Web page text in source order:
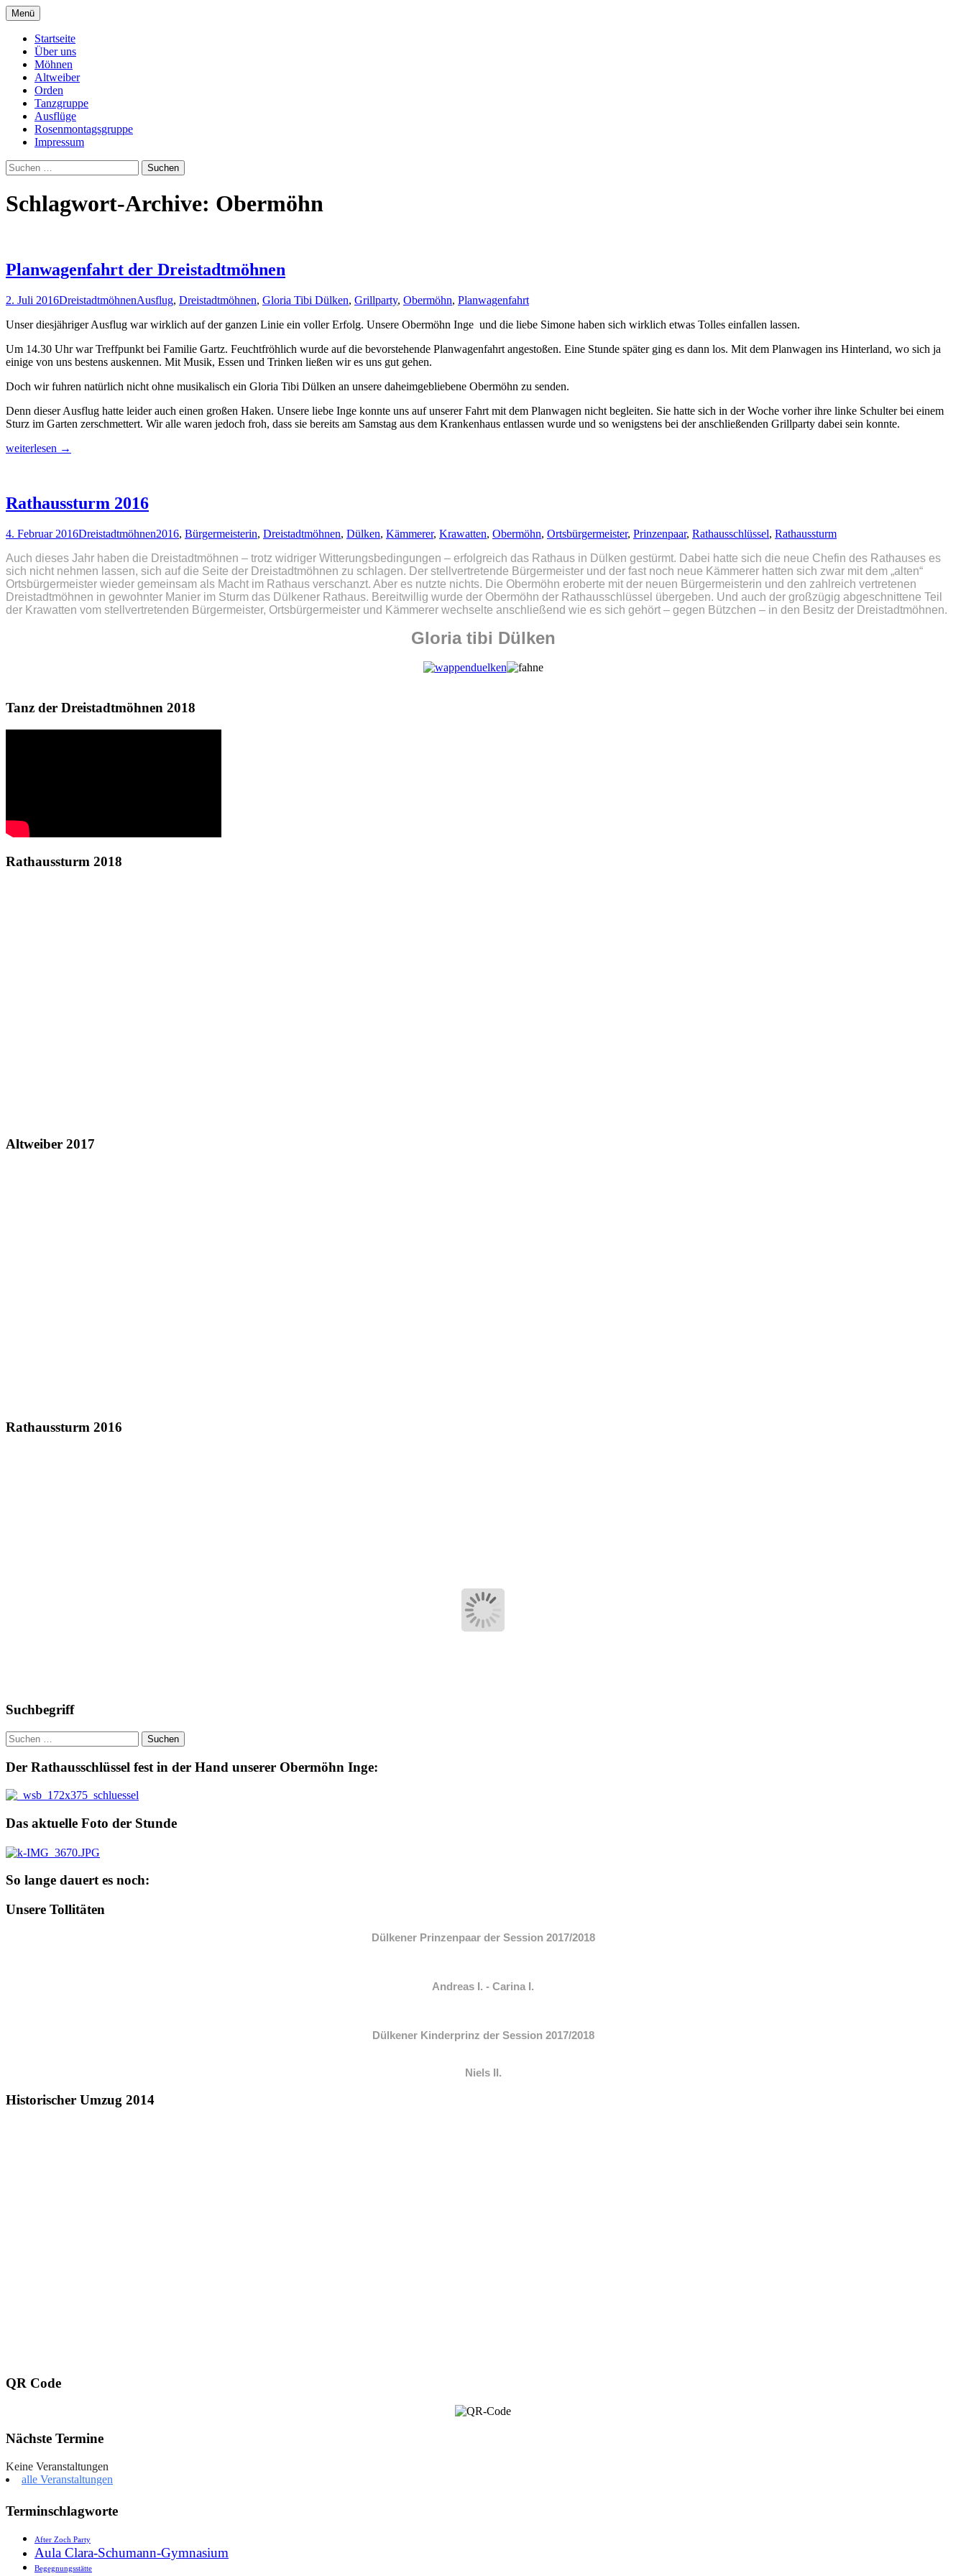
Dreistadtmöhnen Dülken
Menü Springe
zum
Inhalt
Startseite
Über uns
Möhnen
Altweiber
Orden
Tanzgruppe
Ausflüge
Rosenmontagsgruppe
Impressum
Suchen
nach:
Schlagwort-Archive: Obermöhn
Planwagenfahrt der Dreistadtmöhnen
2. Juli 2016DreistadtmöhnenAusflug, Dreistadtmöhnen, Gloria Tibi Dülken, Grillparty, Obermöhn, Planwagenfahrt
Unser diesjähriger Ausflug war wirklich auf der ganzen Linie ein voller Erfolg. Unsere Obermöhn Inge und die liebe Simone haben sich wirklich etwas Tolles einfallen lassen.
Um 14.30 Uhr war Treffpunkt bei Familie Gartz. Feuchtfröhlich wurde auf die bevorstehende Planwagenfahrt angestoßen. Eine Stunde später ging es dann los. Mit dem Planwagen ins Hinterland, wo sich ja
einige von uns bestens auskennen. Mit Musik, Essen und Trinken ließen wir es uns gut gehen.
Doch wir fuhren natürlich nicht ohne musikalisch ein Gloria Tibi Dülken an unsere daheimgebliebene Obermöhn zu senden.
Denn dieser Ausflug hatte leider auch einen großen Haken. Unsere liebe Inge konnte uns auf unserer Fahrt mit dem Planwagen nicht begleiten. Sie hatte sich in der Woche vorher ihre linke Schulter bei einem
Sturz im Garten zerschmettert. Wir alle waren jedoch froh, dass sie bereits am Samstag aus dem Krankenhaus entlassen wurde und so wenigstens bei der anschließenden Grillparty dabei sein konnte.
Planwagenfahrt
weiterlesen →
Rathaussturm 2016
4. Februar 2016Dreistadtmöhnen2016, Bürgermeisterin, Dreistadtmöhnen, Dülken, Kämmerer, Krawatten, Obermöhn, Ortsbürgermeister, Prinzenpaar, Rathausschlüssel, Rathaussturm
Auch dieses Jahr haben die Dreistadtmöhnen – trotz widriger Witterungsbedingungen – erfolgreich das Rathaus in Dülken gestürmt. Dabei hatte sich die neue Chefin des Rathauses es
sich nicht nehmen lassen, sich auf die Seite der Dreistadtmöhnen zu schlagen. Der stellvertretende Bürgermeister und der fast noch neue Kämmerer hatten sich zwar mit dem „alten“
Ortsbürgermeister wieder gemeinsam als Macht im Rathaus verschanzt. Aber es nutzte nichts. Die Obermöhn eroberte mit der neuen Bürgermeisterin und den zahlreich vertretenen
Dreistadtmöhnen in gewohnter Manier im Sturm das Dülkener Rathaus. Bereitwillig wurde der Obermöhn der Rathausschlüssel übergeben. Und auch der großzügig abgeschnittene Teil
der Krawatten vom stellvertretenden Bürgermeister, Ortsbürgermeister und Kämmerer wechselte anschließend wie es sich gehört – gegen Bützchen – in den Besitz der Dreistadtmöhnen.
Gloria tibi Dülken
Tanz der Dreistadtmöhnen 2018
Rathaussturm 2018
Altweiber 2017
Rathaussturm 2016
Suchbegriff
Suchen
nach:
Der Rathausschlüssel fest in der Hand unserer Obermöhn Inge:
Das aktuelle Foto der Stunde
So lange dauert es noch:
Unsere Tollitäten
Dülkener Prinzenpaar der Session 2017/2018
Andreas I. - Carina I.
Dülkener Kinderprinz der Session 2017/2018
Niels II.
Historischer Umzug 2014
QR Code
Nächste Termine
Keine Veranstaltungen
alle Veranstaltungen
Terminschlagworte
After Zoch Party
Aula Clara-Schumann-Gymnasium
Begegnungsstätte